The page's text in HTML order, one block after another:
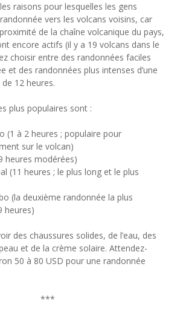
raisons pour lesquelles les gens
vers les volcans voisins, car
de la chaîne volcanique du pays,
encore actifs (il y a 19 volcans dans le
choisir entre des randonnées faciles
et des randonnées plus intenses d’une
12 heures.
plus populaires sont :
(1 à 2 heures ; populaire pour
sur le volcan)
heures modérées)
(11 heures ; le plus long et le plus
(la deuxième randonnée la plus
heures)
des chaussures solides, de l’eau, des
et de la crème solaire. Attendez-
50 à 80 USD pour une randonnée
***